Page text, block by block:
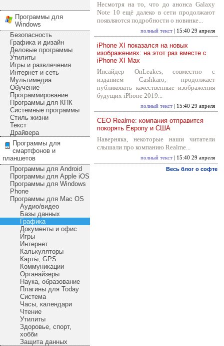
Программы для
Windows
Безопасность
Графика и дизайн
Деловые программы
Утилиты
Игры и развлечения
Интернет и сеть
Мультимедиа
Обучение
Программирование
Программы для КПК
Системные программы
Стиль жизни
Текст
Драйвера
Программы для
смартфонов и
планшетов
Программы для Android
Программы для Apple iOS
Программы для Windows
Phone
Программы для Mac OS
Аудио/видео
Базы данных
Графика
Документы и офис
Игры
Интернет
Калькуляторы
Карты, GPS
Коммуникации
Органайзеры
Наука, образование
Плагины для Today
Система
Часы, календари
Чтение
Утилиты
Здоровье, спорт,
хобби
Защита данных
Несмотря на то, что до анонса Galaxy
Note 10 ещё далеко в сети продолжают
появляются подробности о новинке...
полный текст | 15:40 29 апреля
iPhone XI показался на новых
изображениях: на этот раз вместе с
iPhone XI Max
Инсайдер OnLeakes, совместно с
изданием Cashkaro, продолжает
публиковать качественные изображения
будущих iPhone 2019...
полный текст | 15:40 29 апреля
CEO Realme: компания отправится
покорять Европу и США
Наверняка, некоторые наши читатели
слышали про компанию Realme...
полный текст | 15:40 29 апреля
Весь блог о софте